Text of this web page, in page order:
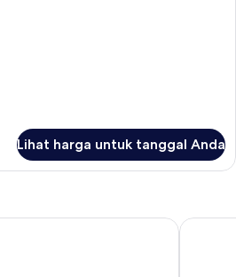
Lihat harga untuk tanggal Anda
Ekimae Tower Onyado